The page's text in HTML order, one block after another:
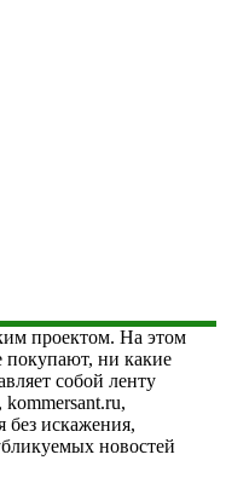
проектом. На этом
покупают, ни какие
собой ленту
kommersant.ru,
без искажения,
новостей